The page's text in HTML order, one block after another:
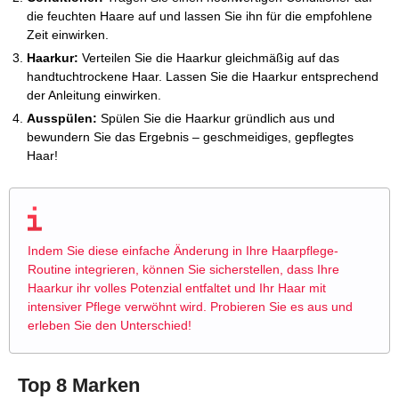
die feuchten Haare auf und lassen Sie ihn für die empfohlene
Zeit einwirken.
Haarkur: Verteilen Sie die Haarkur gleichmäßig auf das
handtuchtrockene Haar. Lassen Sie die Haarkur entsprechend
der Anleitung einwirken.
Ausspülen: Spülen Sie die Haarkur gründlich aus und
bewundern Sie das Ergebnis – geschmeidiges, gepflegtes
Haar!
Indem Sie diese einfache Änderung in Ihre Haarpflege-
Routine integrieren, können Sie sicherstellen, dass Ihre
Haarkur ihr volles Potenzial entfaltet und Ihr Haar mit
intensiver Pflege verwöhnt wird. Probieren Sie es aus und
erleben Sie den Unterschied!
Top 8 Marken